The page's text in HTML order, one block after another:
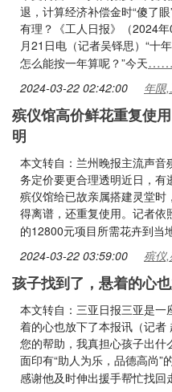
退，计算经济补偿金时“傻了
有理？《工人日报》（2024
月21日电（记者吴铎思）“十
怎么能按一年算呢？”今天……
2024-03-22 02:42:00 年限
殡仪馆高价鲜花重复使
明
本文转自：兰州晚报主流声
务定价要更合理透明近日，
殡仪馆给已故亲属搭建灵堂
得离谱，还重复使用。记者
的12800元项目所需花卉到当
2024-03-22 03:59:00 殡仪
孩子找到了，悬着的心
本文转自：三亚日报三亚是
着的心也放下了本报讯（记者
您的帮助，我真担心孩子出什
面印有“助人为乐，品德高尚”
感谢他及时伸出援手帮忙找回